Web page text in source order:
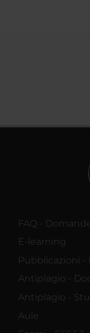
FAQ -
E-learning
Pubblicazioni -
Antiplagio -
Antiplagio -
Aule